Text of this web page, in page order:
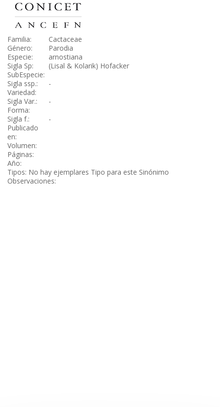
Familia:
Cactaceae
Género:
Parodia
Especie:
arnostiana
Sigla Sp:
(Lisal & Kolarik) Hofacker
SubEspecie:
Sigla ssp.:
-
Variedad:
Sigla Var.:
-
Forma:
Sigla f.:
-
Publicado
en:
Volumen:
Páginas:
Año:
Tipos: No hay ejemplares Tipo para este Sinónimo
Observaciones: